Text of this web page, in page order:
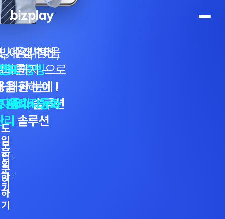
예약, 정산,
의를
제공하는
All in One
솔루션
도
입
문
의
하
기
수집부터
표까지 ~
을 한 눈에 !
관리 자동화
도
입
문
의
하
기
사용 내역을
자 증빙으로
!
동화솔루션
도
입
문
의
하
기